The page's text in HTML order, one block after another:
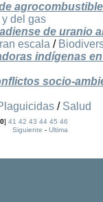
y del gas
de uranio
escala /
indígenas
socio-
/ Salud
]41 42 43 44 45 46
Siguiente -Ultima